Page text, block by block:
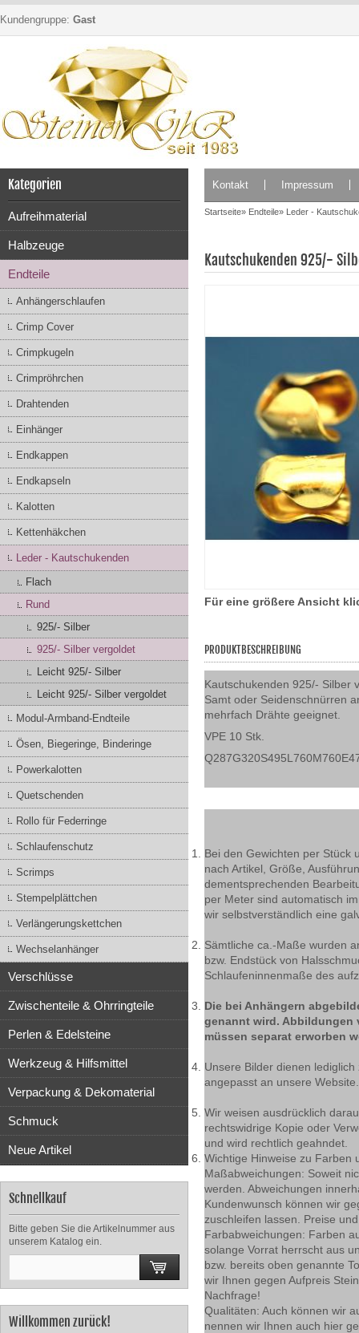
Kundengruppe: Gast
Kategorien
Aufreihmaterial
Halbzeuge
Endteile
Anhängerschlaufen
Crimp Cover
Crimpkugeln
Crimpröhrchen
Drahtenden
Einhänger
Endkappen
Endkapseln
Kalotten
Kettenhäkchen
Leder - Kautschukenden
Flach
Rund
925/- Silber
925/- Silber vergoldet
Leicht 925/- Silber
Leicht 925/- Silber vergoldet
Modul-Armband-Endteile
Ösen, Biegeringe, Binderinge
Powerkalotten
Quetschenden
Rollo für Federringe
Schlaufenschutz
Scrimps
Stempelplättchen
Verlängerungskettchen
Wechselanhänger
Verschlüsse
Zwischenteile & Ohrringteile
Perlen & Edelsteine
Werkzeug & Hilfsmittel
Verpackung & Dekomaterial
Schmuck
Neue Artikel
Schnellkauf
Bitte geben Sie die Artikelnummer aus
unserem Katalog ein.
Willkommen zurück!
Kontakt Impressum
Startseite» Endteile» Leder -
Kautschukenden 925/-
Für eine größere Ansicht
PRODUKTBESCHREIBUNG
Kautschukenden 925/- Silber
Samt oder Seidenschnürren
mehrfach Drähte geeignet.
VPE 10 Stk.
Bei den Gewichten per Stück
nach Artikel, Größe,
dementsprechenden
per Meter sind automatisch
wir selbstverständlich eine
Sämtliche ca.-Maße wurden
bzw. Endstück von
Schlaufeninnenmaße des
Die bei Anhängern
genannt wird. Abbildungen
müssen separat erworben
Unsere Bilder dienen
angepasst an unsere
Wir weisen ausdrücklich
rechtswidrige Kopie oder
und wird rechtlich geahndet.
Wichtige Hinweise zu Farben
Maßabweichungen: Soweit
werden. Abweichungen
Kundenwunsch können wir
zuschleifen lassen. Preise
Farbabweichungen: Farben
solange Vorrat herrscht aus
bzw. bereits oben genannte
wir Ihnen gegen Aufpreis
Nachfrage!
Qualitäten: Auch können wir
nennen wir Ihnen auch hier